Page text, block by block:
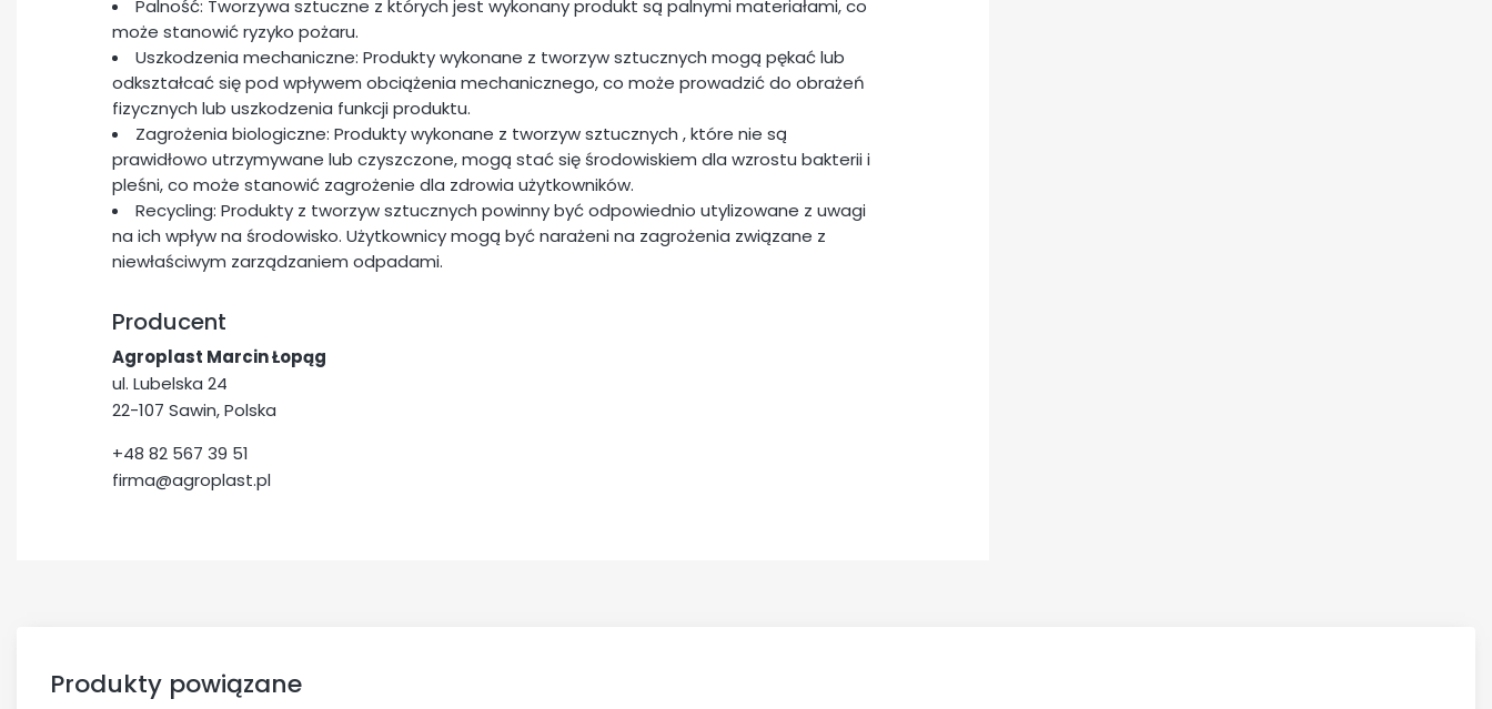
Palność: Tworzywa sztuczne z których jest wykonany produkt są palnymi materiałami, co
może stanowić ryzyko pożaru.
Uszkodzenia mechaniczne: Produkty wykonane z tworzyw sztucznych mogą pękać lub
odkształcać się pod wpływem obciążenia mechanicznego, co może prowadzić do obrażeń
fizycznych lub uszkodzenia funkcji produktu.
Zagrożenia biologiczne: Produkty wykonane z tworzyw sztucznych , które nie są
prawidłowo utrzymywane lub czyszczone, mogą stać się środowiskiem dla wzrostu bakterii i
pleśni, co może stanowić zagrożenie dla zdrowia użytkowników.
Recycling: Produkty z tworzyw sztucznych powinny być odpowiednio utylizowane z uwagi
na ich wpływ na środowisko. Użytkownicy mogą być narażeni na zagrożenia związane z
niewłaściwym zarządzaniem odpadami.
Producent
Agroplast Marcin Łopąg
ul. Lubelska 24
22-107 Sawin, Polska
+48 82 567 39 51
firma@agroplast.pl
Produkty powiązane